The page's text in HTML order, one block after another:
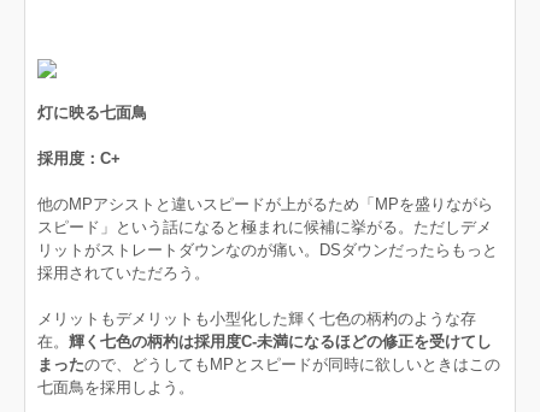
灯に映る七面鳥
採用度：C+
他のMPアシストと違いスピードが上がるため「MPを盛りながら
スピード」という話になると極まれに候補に挙がる。ただしデメ
リットがストレートダウンなのが痛い。DSダウンだったらもっと
採用されていただろう。
メリットもデメリットも小型化した輝く七色の柄杓のような存
在。 輝く七色の柄杓は採用度C-未満になるほどの修正を受けてし
まったので、どうしてもMPとスピードが同時に欲しいときはこの
七面鳥を採用しよう。